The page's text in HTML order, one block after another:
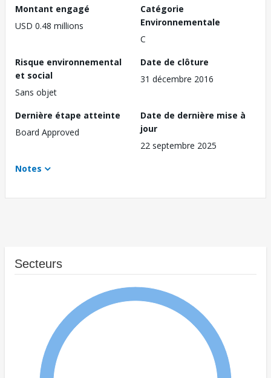
Montant engagé
USD 0.48 millions
Catégorie
Environnementale
C
Risque environnemental
et social
Sans objet
Date de clôture
31 décembre 2016
Dernière étape atteinte
Board Approved
Date de dernière mise à
jour
22 septembre 2025
Notes
Secteurs